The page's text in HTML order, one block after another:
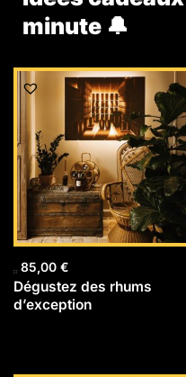
minute 🔔
85,00 €
Dégustez des rhums
d’exception